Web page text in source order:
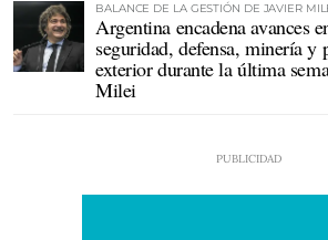
BALANCE DE LA GESTIÓN DE JAVIER
Argentina encadena avances
seguridad, defensa, minería y
exterior durante la última
Milei